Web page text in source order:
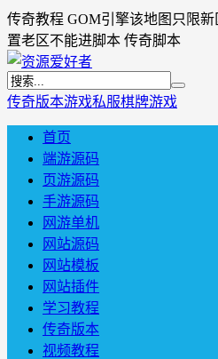
传奇教程 GOM引擎该地图只限
置老区不能进脚本 传奇脚本
传奇版本游戏私服棋牌游戏
首页
端游源码
页游源码
手游源码
网游单机
网站源码
网站模板
网站插件
学习教程
传奇版本
视频教程